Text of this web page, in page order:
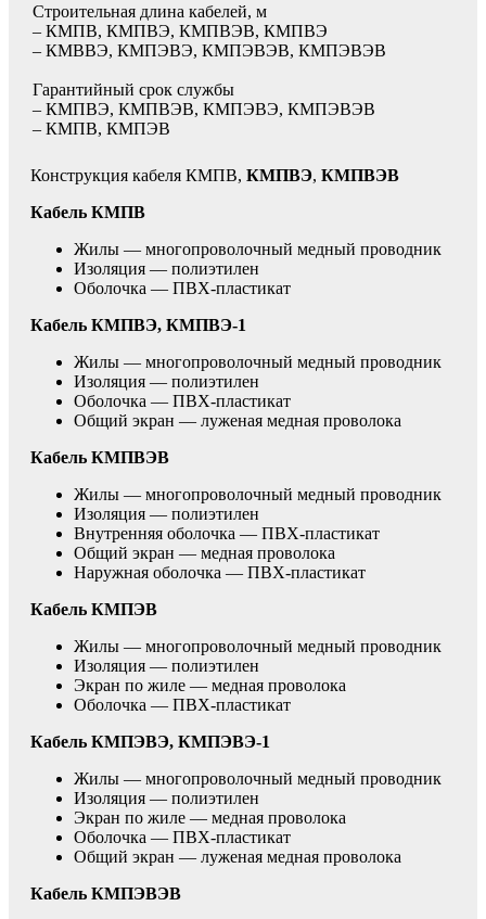
Строительная длина кабелей, м
– КМПВ, КМПВЭ, КМПВЭВ, КМПВЭ
– КМВВЭ, КМПЭВЭ, КМПЭВЭВ, КМПЭВЭВ
Гарантийный срок службы
– КМПВЭ, КМПВЭВ, КМПЭВЭ, КМПЭВЭВ
– КМПВ, КМПЭВ
Конструкция кабеля КМПВ, КМПВЭ, КМПВЭВ
Кабель КМПВ
Жилы — многопроволочный медный проводник
Изоляция — полиэтилен
Оболочка — ПВХ-пластикат
Кабель КМПВЭ, КМПВЭ-1
Жилы — многопроволочный медный проводник
Изоляция — полиэтилен
Оболочка — ПВХ-пластикат
Общий экран — луженая медная проволока
Кабель КМПВЭВ
Жилы — многопроволочный медный проводник
Изоляция — полиэтилен
Внутренняя оболочка — ПВХ-пластикат
Общий экран — медная проволока
Наружная оболочка — ПВХ-пластикат
Кабель КМПЭВ
Жилы — многопроволочный медный проводник
Изоляция — полиэтилен
Экран по жиле — медная проволока
Оболочка — ПВХ-пластикат
Кабель КМПЭВЭ, КМПЭВЭ-1
Жилы — многопроволочный медный проводник
Изоляция — полиэтилен
Экран по жиле — медная проволока
Оболочка — ПВХ-пластикат
Общий экран — луженая медная проволока
Кабель КМПЭВЭВ